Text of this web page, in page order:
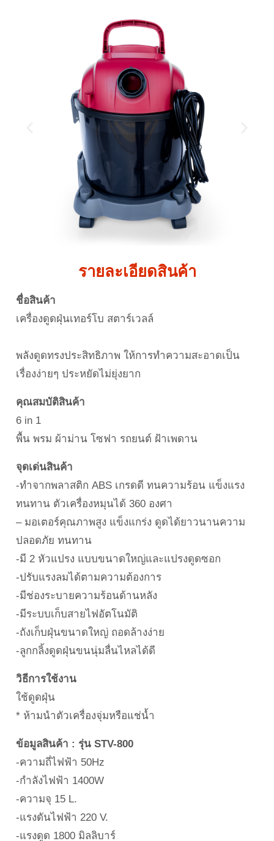
รายละเอียดสินค้า
ชื่อสินค้า
เครื่องดูดฝุ่นเทอร์โบ สตาร์เวลล์
พลังดูดทรงประสิทธิภาพ ให้การทำความสะอาดเป็น
เรื่องง่ายๆ ประหยัดไม่ยุ่งยาก
คุณสมบัติสินค้า
6 in 1
พื้น พรม ผ้าม่าน โซฟา รถยนต์ ฝ้าเพดาน
จุดเด่นสินค้า
-ทำจากพลาสติก ABS เกรดดี ทนความร้อน แข็งแรง
ทนทาน ตัวเครื่องหมุนได้ 360 องศา
– มอเตอร์คุณภาพสูง แข็งแกร่ง ดูดได้ยาวนานความ
ปลอดภัย ทนทาน
-มี 2 หัวแปรง แบบขนาดใหญ่และแปรงดูดซอก
-ปรับแรงลมได้ตามความต้องการ
-มีช่องระบายความร้อนด้านหลัง
-มีระบบเก็บสายไฟอัตโนมัติ
-ถังเก็บฝุ่นขนาดใหญ่ ถอดล้างง่าย
-ลูกกลิ้งดูดฝุ่นขนนุ่มลื่นไหลได้ดี
วิธีการใช้งาน
ใช้ดูดฝุ่น
* ห้ามนำตัวเครื่องจุ่มหรือแช่น้ำ
ข้อมูลสินค้า : รุ่น STV-800
-ความถี่ไฟฟ้า 50Hz
-กำลังไฟฟ้า 1400W
-ความจุ 15 L.
-แรงดันไฟฟ้า 220 V.
-แรงดูด 1800 มิลลิบาร์